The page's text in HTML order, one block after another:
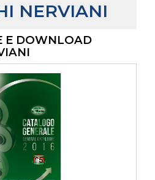
NERVIANI
E DOWNLOAD